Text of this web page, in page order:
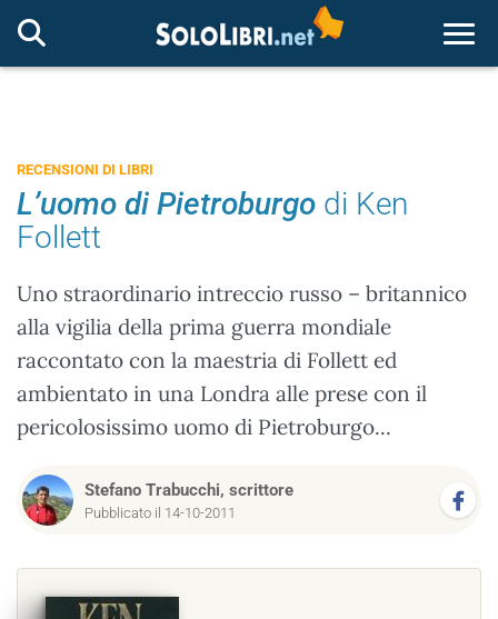
RECENSIONI DI LIBRI
L’uomo di Pietroburgo di Ken
Follett
Uno straordinario intreccio russo – britannico
alla vigilia della prima guerra mondiale
raccontato con la maestria di Follett ed
ambientato in una Londra alle prese con il
pericolosissimo uomo di Pietroburgo...
Stefano Trabucchi, scrittore
Pubblicato il 14-10-2011